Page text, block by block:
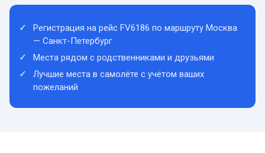
Регистрация на рейс FV6186 по маршруту Москва
— Санкт-Петербург
Места рядом с родственниками и друзьями
Лучшие места в самолёте с учётом ваших
пожеланий